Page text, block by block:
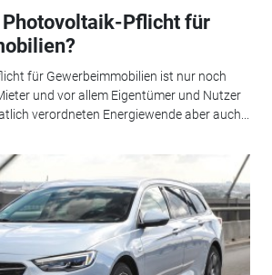
Pflicht für
für Gewerbeimmobilien ist nur noch
und vor allem Eigentümer und Nutzer
verordneten Energiewende aber auch...